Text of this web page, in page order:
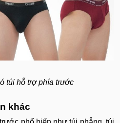
túi hỗ trợ phía trước
khác